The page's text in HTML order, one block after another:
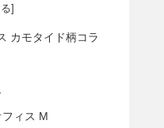
カモタイド柄コラ
ィス M